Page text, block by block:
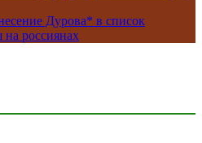
Дурова* в список
на россиянах